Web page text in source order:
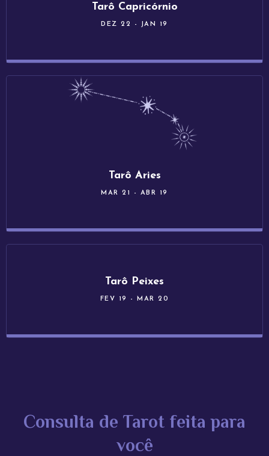
Tarô Capricórnio
DEZ 22 - JAN 19
Tarô Aries
MAR 21 - ABR 19
Tarô Peixes
FEV 19 - MAR 20
Consulta de Tarot feita para
você